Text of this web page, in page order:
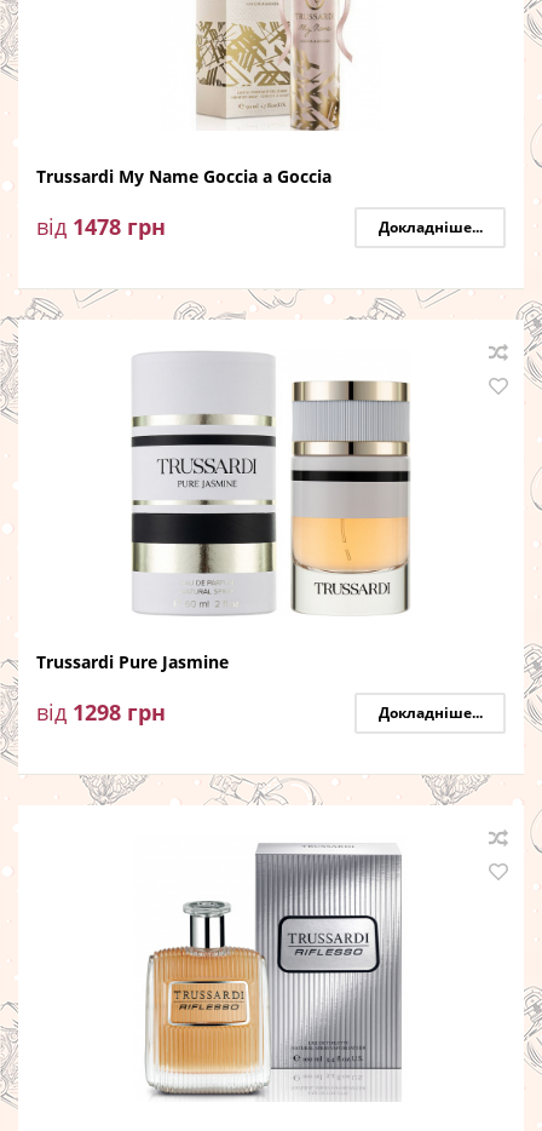
Trussardi My Name Goccia a Goccia
від 1478 грн Докладніше...
Trussardi Pure Jasmine
від 1298 грн Докладніше...